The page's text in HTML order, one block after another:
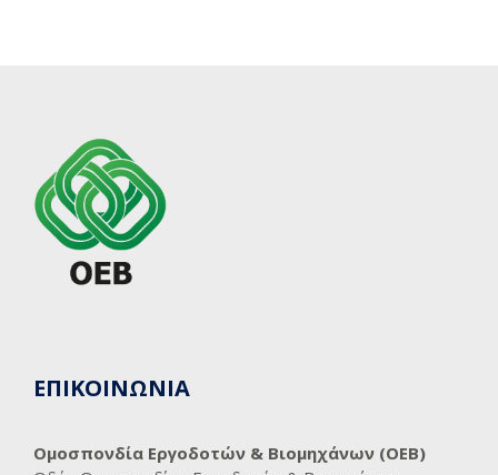
ΕΠΙΚΟΙΝΩΝΙΑ
Ομοσπονδία Εργοδοτών & Βιομηχάνων (ΟΕΒ)